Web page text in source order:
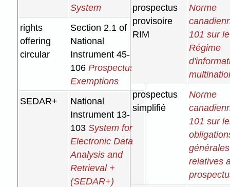
System
rights
offering
circular
Section 2.1 of
National
Instrument 45-
106Prospectus
Exemptions
SEDAR+
National
Instrument 13-
103System for
Electronic Data
Analysis and
Retrieval +
(SEDAR+)
prospectus
provisoire
RIM
Norme
101 sur le
Régime
prospectus
simplifié
Norme
101 sur
générales
relatives